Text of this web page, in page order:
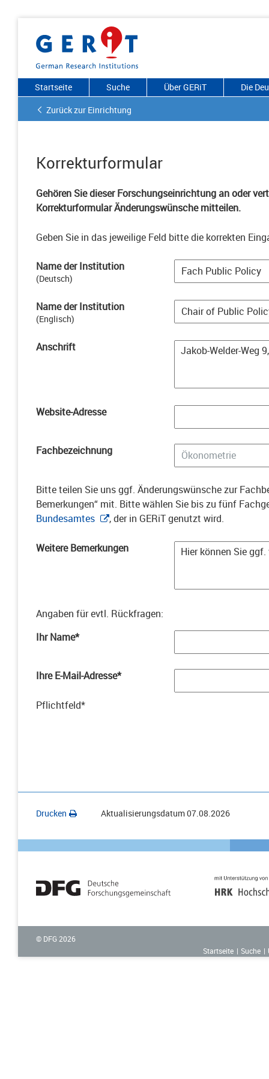
Startseite Suche Über GERiT
Die
Zurück zur Einrichtung
Korrekturformular
Gehören Sie dieser Forschungseinrichtung an oder
Korrekturformular Änderungswünsche mitteilen.
Geben Sie in das jeweilige Feld bitte die korrekten
Name der Institution
(Deutsch)
Name der Institution
(Englisch)
Anschrift
Website-Adresse
Fachbezeichnung
Bitte teilen Sie uns ggf. Änderungswünsche zur
Bemerkungen“ mit. Bitte wählen Sie bis zu fünf
Bundesamtes
, der in GERiT genutzt wird.
Weitere Bemerkungen
Angaben für evtl. Rückfragen:
Ihr Name*
Ihre E-Mail-Adresse*
Pflichtfeld*
Drucken Aktualisierungsdatum07.08.2026
© DFG 2026
Startseite
Suche